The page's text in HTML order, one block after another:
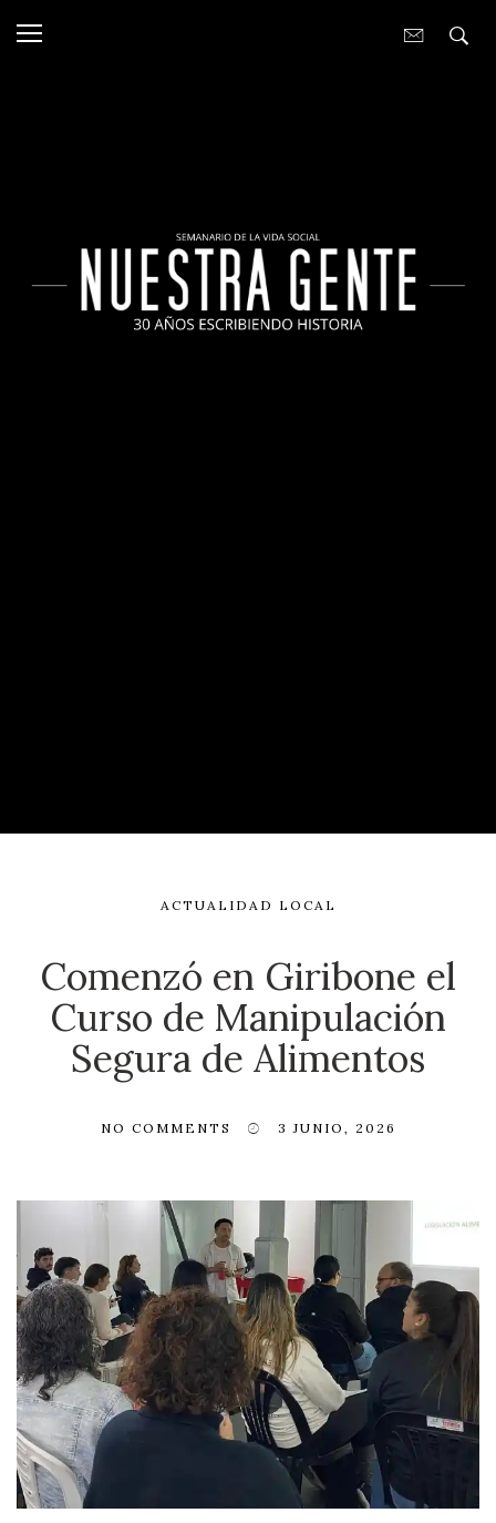
ACTUALIDAD LOCAL
Comenzó en Giribone el
Curso de Manipulación
Segura de Alimentos
NO COMMENTS 3 JUNIO, 2026